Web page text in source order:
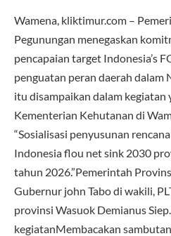
Wamena, kliktimur.com –
Pegunungan menegaskan
pencapaian target Indonesia’s
penguatan peran daerah dalam
itu disampaikan dalam kegiatan
Kementerian Kehutanan di
“Sosialisasi penyusunan
Indonesia flou net sink 2030
tahun 2026.”Pemerintah
Gubernur john Tabo di wakili,
provinsi Wasuok Demianus
kegiatanMembacakan